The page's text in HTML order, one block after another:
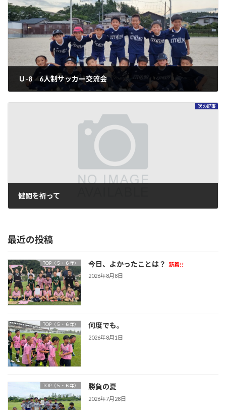
Ｕ-8 6人制サッカー交流会
次の記事
健闘を祈って
最近の投稿
TOP（５・６年） 今日、よかったことは？
新着!!
2026年8月8日
TOP（５・６年） 何度でも。
2026年8月1日
TOP（５・６年） 勝負の夏
2026年7月28日